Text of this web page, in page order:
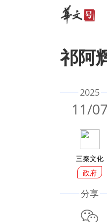
祁阿
2025
11/07
三秦文化
政府
分享